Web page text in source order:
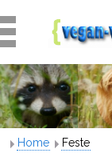
Home Feste